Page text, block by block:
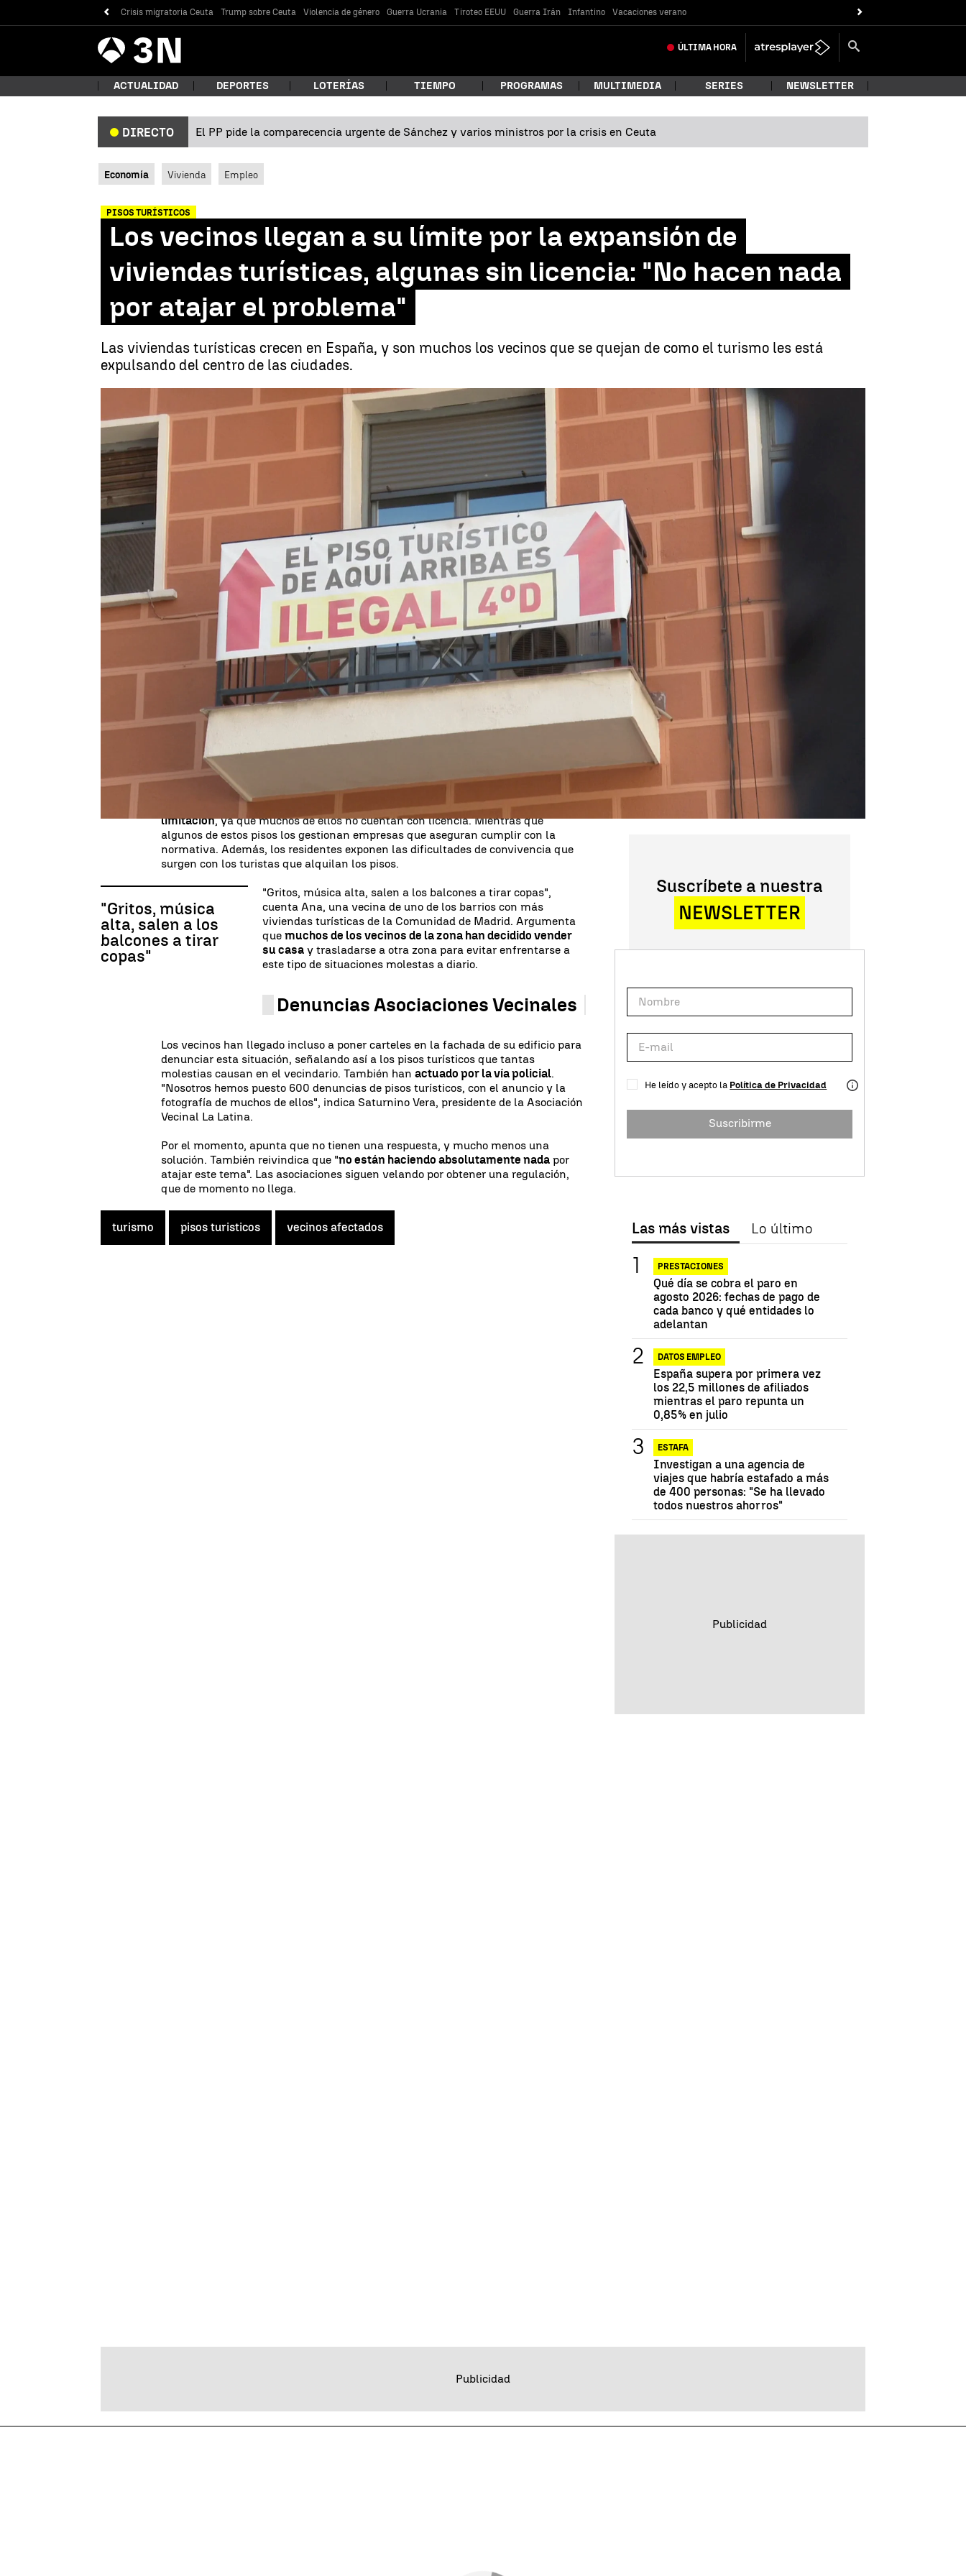
Crisis migratoria Ceuta Trump sobre Ceuta Violencia de género Guerra Ucrania Tiroteo EEUU Guerra Irán Infantino Vacaciones verano
Antena
3 Noticias ÚLTIMA HORA
Buscar
ACTUALIDAD DEPORTES LOTERÍAS TIEMPO PROGRAMAS MULTIMEDIA SERIES NEWSLETTER
DIRECTO El PP pide la comparecencia urgente de Sánchez y varios ministros por la crisis en Ceuta
Economía Vivienda Empleo
PISOS TURÍSTICOS
Los vecinos llegan a su límite por la expansión de
viviendas turísticas, algunas sin licencia: "No hacen nada
por atajar el problema"
Las viviendas turísticas crecen en España, y son muchos los vecinos que se quejan de como el turismo les está
expulsando del centro de las ciudades.
Aumento de los pisos turísticos en España |
Ana Martín
Publicado: 07 de agosto de 2023, 18:18 WhatsappFacebook Linkedin
Hay un total de 306.136 viviendas turísticas en España, situadas sobre todo en
zonas de costa, lo que supone un dieciséis por ciento más que el año pasado.
Andalucía, Comunidad Valenciana y Cataluña, son las comunidades autónomas
con más viviendas de este tipo.
Viviendas turísticas ilegales
Los vecinos denuncian el aumento de la actividad de pisos turísticos ypiden su
limitación, ya que muchos de ellos no cuentan con licencia. Mientras que
algunos de estos pisos los gestionan empresas que aseguran cumplir con la
normativa. Además, los residentes exponen las dificultades de convivencia que
surgen con los turistas que alquilan los pisos.
"Gritos, música
alta, salen a los
balcones a tirar
copas"
"Gritos, música alta, salen a los balcones a tirar copas",
cuenta Ana, una vecina de uno de los barrios con más
viviendas turísticas de la Comunidad de Madrid. Argumenta
que muchos de los vecinos de la zona han decidido vender
su casay trasladarse a otra zona para evitar enfrentarse a
este tipo de situaciones molestas a diario.
Denuncias Asociaciones Vecinales
Los vecinos han llegado incluso a poner carteles en la fachada de su edificio para
denunciar esta situación, señalando así a los pisos turísticos que tantas
molestias causan en el vecindario. También hanactuado por la vía policial.
"Nosotros hemos puesto 600 denuncias de pisos turísticos, con el anuncio y la
fotografía de muchos de ellos", indica Saturnino Vera, presidente de la Asociación
Vecinal La Latina.
Por el momento, apunta que no tienen una respuesta, y mucho menos una
solución. También reivindica que "no están haciendo absolutamente nada por
atajar este tema". Las asociaciones siguen velando por obtener una regulación,
que de momento no llega.
turismo pisos turisticos vecinos afectados
Suscríbete a nuestra
NEWSLETTER
He leído y acepto la Política de Privacidad
Suscribirme
Las más vistas Lo último
PRESTACIONES
Qué día se cobra el paro en
agosto 2026: fechas de pago de
cada banco y qué entidades lo
adelantan
DATOS EMPLEO
España supera por primera vez
los 22,5 millones de afiliados
mientras el paro repunta un
0,85% en julio
ESTAFA
Investigan a una agencia de
viajes que habría estafado a más
de 400 personas: "Se ha llevado
todos nuestros ahorros"